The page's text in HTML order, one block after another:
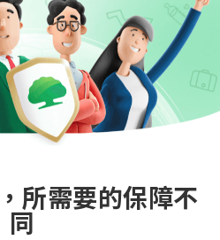
所需要的保障不
同